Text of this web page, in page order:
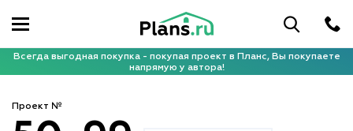
Всегда выгодная покупка - покупая проект в Планс, Вы покупаете
напрямую у автора!
Проект №